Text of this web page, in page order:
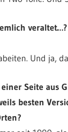
Und ja,
Seite
besten